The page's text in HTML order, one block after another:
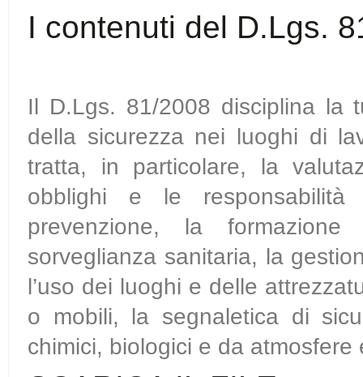
I contenuti del D.Lgs.
Il D.Lgs. 81/2008 disciplina la
della sicurezza nei luoghi di
tratta, in particolare, la
obblighi e le
prevenzione, la
sorveglianza sanitaria, la
l’uso dei luoghi e delle
o mobili, la segnaletica di
chimici, biologici e da atmosfere